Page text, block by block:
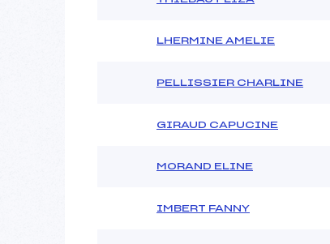
LHERMINE AMELIE
PELLISSIER CHARLINE
GIRAUD CAPUCINE
MORAND ELINE
IMBERT FANNY